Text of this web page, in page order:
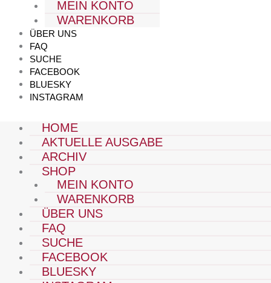
MEIN KONTO
WARENKORB
ÜBER UNS
FAQ
SUCHE
FACEBOOK
BLUESKY
INSTAGRAM
HOME
AKTUELLE AUSGABE
ARCHIV
SHOP
MEIN KONTO
WARENKORB
ÜBER UNS
FAQ
SUCHE
FACEBOOK
BLUESKY